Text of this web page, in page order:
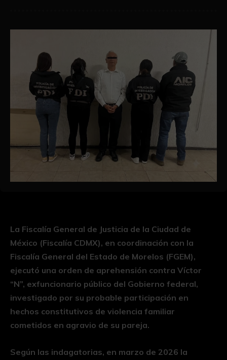
La Fiscalía General de Justicia de la Ciudad de
México (Fiscalía CDMX), en coordinación con la
Fiscalía General del Estado de Morelos (FGEM),
ejecutó una orden de aprehensión contra Víctor
“N”, exfuncionario público del Gobierno federal,
investigado por su probable participación en
hechos constitutivos de violencia familiar
cometidos en agravio de su pareja.
Según las indagatorias, en marzo de 2026 la